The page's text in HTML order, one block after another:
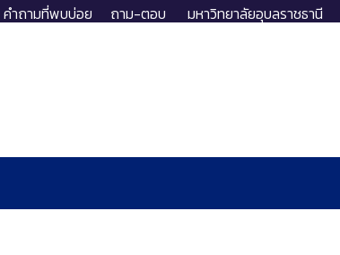
คำถามที่พบบ่อย ถาม-ตอบ มหาวิทยาลัยอุบลราชธานี